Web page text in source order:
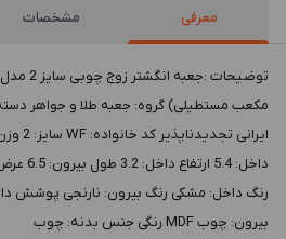
معرفی مشخصات
مکعب مستطیلی) گروه: جعبه طلا و جواهر
رنگ داخل: مشکی رنگ بيرون: نارنجی پوشش
بيرون: چوب MDF رنگی جنس بدنه: چوب